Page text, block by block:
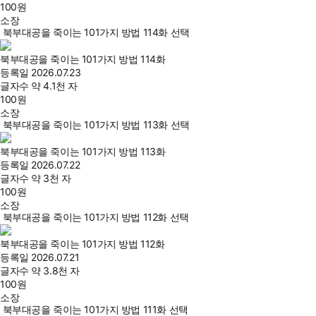
100원
소장
북부대공을 죽이는 101가지 방법 114화 선택
북부대공을 죽이는 101가지 방법 114화
등록일 2026.07.23
글자수 약 4.1천 자
100원
소장
북부대공을 죽이는 101가지 방법 113화 선택
북부대공을 죽이는 101가지 방법 113화
등록일 2026.07.22
글자수 약 3천 자
100원
소장
북부대공을 죽이는 101가지 방법 112화 선택
북부대공을 죽이는 101가지 방법 112화
등록일 2026.07.21
글자수 약 3.8천 자
100원
소장
북부대공을 죽이는 101가지 방법 111화 선택